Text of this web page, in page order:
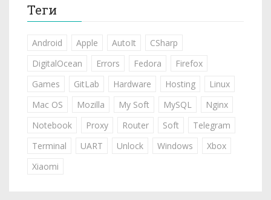
Теги
Android Apple AutoIt
CSharp
DigitalOcean
Errors Fedora
Firefox
Games
GitLab Hardware Hosting
Linux
Mac OS
Mozilla My Soft MySQL
Nginx
Notebook
Proxy Router Soft
Telegram
Terminal
UART Unlock Windows
Xbox
Xiaomi